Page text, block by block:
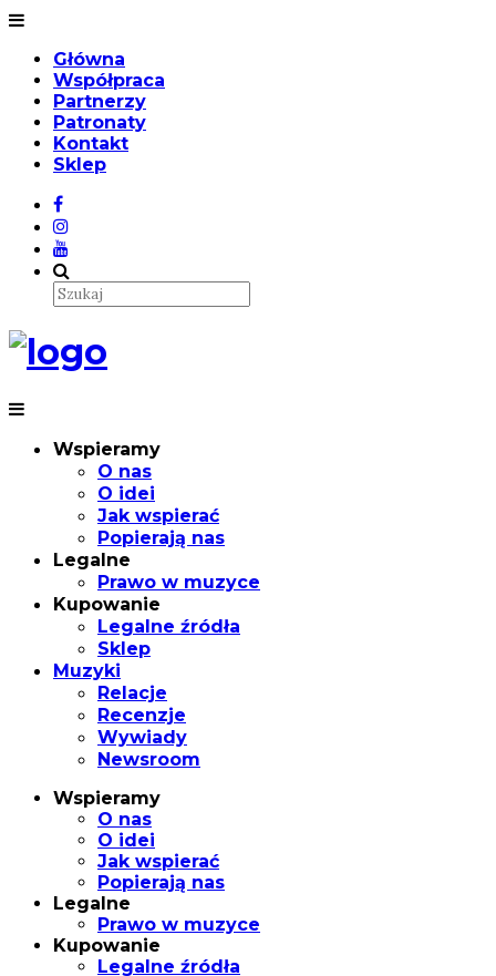
Główna
Współpraca
Partnerzy
Patronaty
Kontakt
Sklep
Wspieramy
O nas
O idei
Jak wspierać
Popierają nas
Legalne
Prawo w muzyce
Kupowanie
Legalne źródła
Sklep
Muzyki
Relacje
Recenzje
Wywiady
Newsroom
Wspieramy
O nas
O idei
Jak wspierać
Popierają nas
Legalne
Prawo w muzyce
Kupowanie
Legalne źródła